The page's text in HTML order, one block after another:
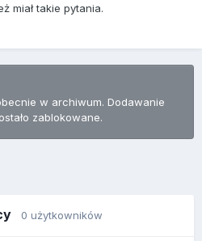
miał takie pytania.
w archiwum. Dodawanie
zablokowane.
0 użytkowników